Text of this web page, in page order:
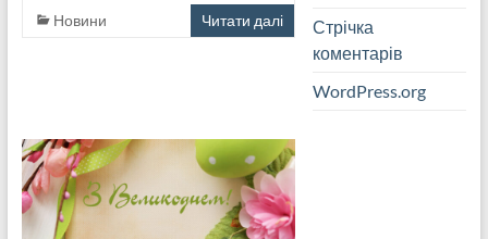
Новини
Читати далі
Стрічка
коментарів
WordPress.org